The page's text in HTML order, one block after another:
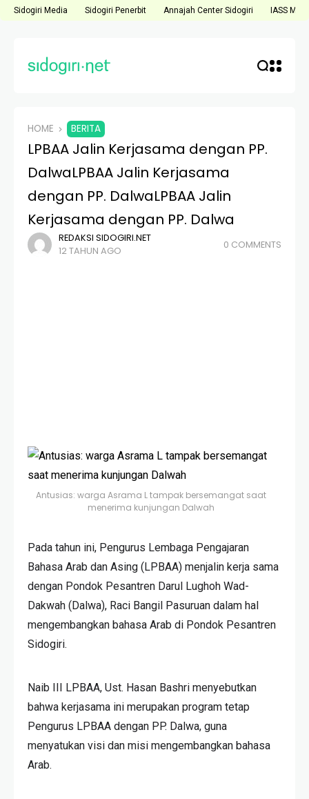
Sidogiri Media Sidogiri Penerbit Annajah Center Sidogiri IASS
HOME BERITA
LPBAA Jalin Kerjasama dengan PP.
DalwaLPBAA Jalin Kerjasama
dengan PP. DalwaLPBAA Jalin
Kerjasama dengan PP. Dalwa
REDAKSI SIDOGIRI.NET
12 TAHUN AGO
0 COMMENTS
Antusias: warga Asrama L tampak bersemangat saat
menerima kunjungan Dalwah
Pada tahun ini, Pengurus Lembaga Pengajaran
Bahasa Arab dan Asing (LPBAA) menjalin kerja sama
dengan Pondok Pesantren Darul Lughoh Wad-
Dakwah (Dalwa), Raci Bangil Pasuruan dalam hal
mengembangkan bahasa Arab di Pondok Pesantren
Sidogiri.
Naib III LPBAA, Ust. Hasan Bashri menyebutkan
bahwa kerjasama ini merupakan program tetap
Pengurus LPBAA dengan PP. Dalwa, guna
menyatukan visi dan misi mengembangkan bahasa
Arab.